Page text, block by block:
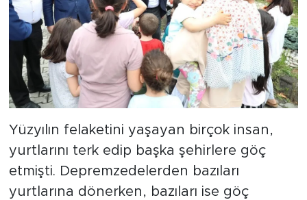
Yüzyılın felaketini yaşayan birçok insan,
yurtlarını terk edip başka şehirlere göç
etmişti. Depremzedelerden bazıları
yurtlarına dönerken, bazıları ise göç